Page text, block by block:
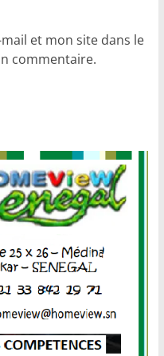
et mon site dans le
commentaire.